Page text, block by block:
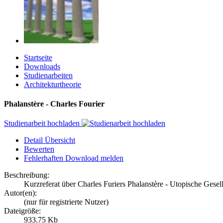
Startseite
Downloads
Studienarbeiten
Architekturtheorie
Phalanstère - Charles Fourier
Studienarbeit hochladen
Detail Übersicht
Bewerten
Fehlerhaften Download melden
Beschreibung:
Kurzreferat über Charles Furiers Phalanstère - Utopische
Autor(en):
(nur für registrierte Nutzer)
Dateigröße:
933.75 Kb